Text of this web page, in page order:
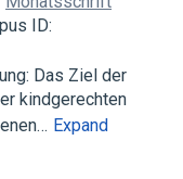
ID:
Das Ziel der
kindgerechten
Expand